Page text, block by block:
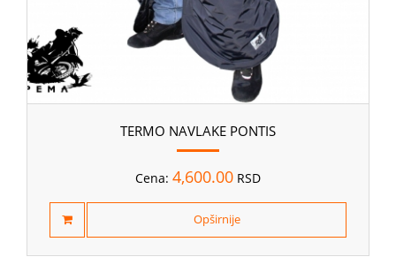
TERMO NAVLAKE PONTIS
Cena: 4,600.00 RSD
Opširnije